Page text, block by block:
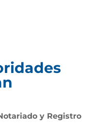
y Registro